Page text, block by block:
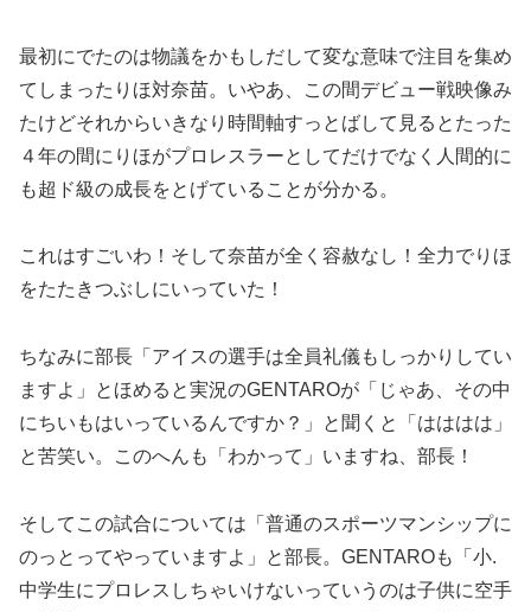
最初にでたのは物議をかもしだして変な意味で注目を集め
てしまったりほ対奈苗。いやあ、この間デビュー戦映像み
たけどそれからいきなり時間軸すっとばして見るとたった
４年の間にりほがプロレスラーとしてだけでなく人間的に
も超ド級の成長をとげていることが分かる。
これはすごいわ！そして奈苗が全く容赦なし！全力でりほ
をたたきつぶしにいっていた！
ちなみに部長「アイスの選手は全員礼儀もしっかりしてい
ますよ」とほめると実況のGENTAROが「じゃあ、その中
にちいもはいっているんですか？」と聞くと「はははは」
と苦笑い。このへんも「わかって」いますね、部長！
そしてこの試合については「普通のスポーツマンシップに
のっとってやっていますよ」と部長。GENTAROも「小.
中学生にプロレスしちゃいけないっていうのは子供に空手